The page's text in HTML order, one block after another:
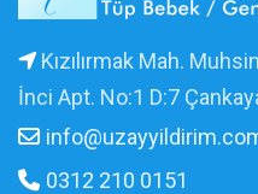
Kızılırmak Mah.
İnci Apt. No:1 D:7
0312 210 0151